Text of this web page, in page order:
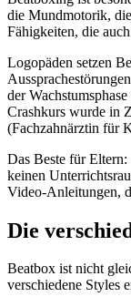
die Mundmotorik,
Fähigkeiten, die
Logopäden setzen
der
Crashkurs wurde in
(Fachzahnärztin für
Das Beste für
keinen
Video-Anleitungen,
Die
Beatbox ist nicht
verschiedene Styles